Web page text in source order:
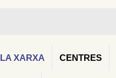
LA XARXA CENTRES